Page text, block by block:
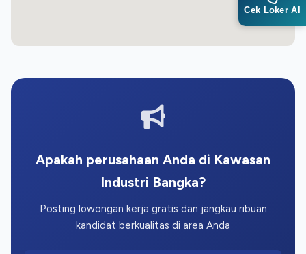
Apakah perusahaan Anda di Kawasan
Industri Bangka?
Posting lowongan kerja gratis dan jangkau ribuan
kandidat berkualitas di area Anda
Cek Loker AI